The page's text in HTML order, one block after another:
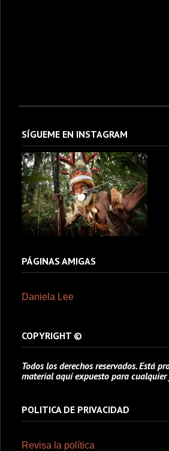
SÍGUEME EN INSTAGRAM
PÁGINAS AMIGAS
Daniela Lee
COPYRIGHT ©
Todos los derechos reservados. Está
material aquí expuesto para
POLITICA DE PRIVACIDAD
Revisa la política